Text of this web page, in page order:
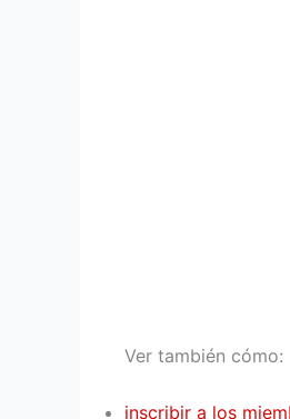
Ver también cómo:
inscribir a los